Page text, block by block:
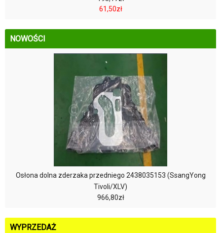
61,50zł
NOWOŚCI
Osłona dolna zderzaka przedniego 2438035153 (SsangYong
Tivoli/XLV)
966,80zł
WYPRZEDAŻ